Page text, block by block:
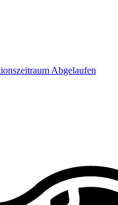
Abgelaufen